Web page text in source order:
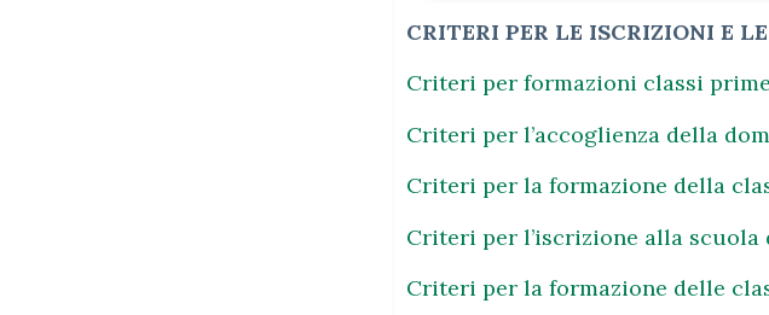
CRITERI PER LE ISCRIZIONI E
Criteri per formazioni classi
Criteri per l’accoglienza della
Criteri per la formazione della
Criteri per l’iscrizione alla scuola
Criteri per la formazione delle